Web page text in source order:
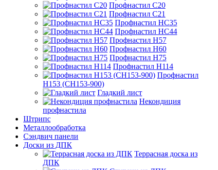
Профнастил С20
Профнастил С21
Профнастил НС35
Профнастил НС44
Профнастил Н57
Профнастил Н60
Профнастил Н75
Профнастил Н114
Профнастил
Н153 (СН153-900)
Гладкий лист
Некондиция
профнастила
Штрипс
Металлообработка
Сэндвич панели
Доски из ДПК
Террасная доска из
ДПК